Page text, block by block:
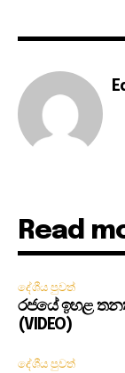
Read
දේශීය පුවත්
රජයේ ඉහළ
(VIDEO)
දේශීය පුවත්